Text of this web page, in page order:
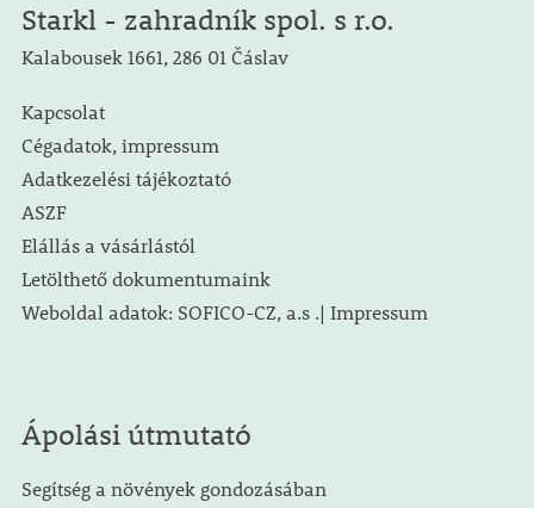
Starkl - zahradník spol. s r.o.
Kalabousek 1661, 286 01 Čáslav
Kapcsolat
Cégadatok, impressum
Adatkezelési tájékoztató
ASZF
Elállás a vásárlástól
Letölthető dokumentumaink
Weboldal adatok: SOFICO-CZ, a.s .| Impressum
Ápolási útmutató
Segítség a növények gondozásában